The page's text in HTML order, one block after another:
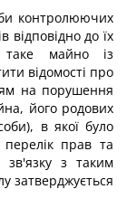
контролюючих
відповідно до їх
таке майно із
відомості про
на порушення
його родових
в якої було
перелік прав та
зв'язку з таким
затверджується